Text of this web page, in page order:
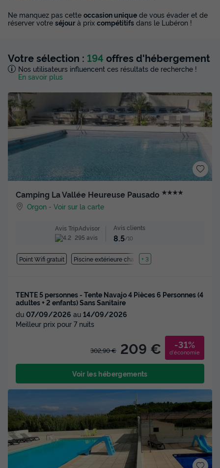
Ne manquez pas cette occasion unique de vous évader et de
réserver votre séjour à prix compétitifs dans le Lubéron !
Votre sélection : 194 offres d'hébergement
Nos utilisateurs influencent ces résultats de recherche !
En savoir plus
Camping La Vallée Heureuse Pausado ★★★★
Orgon -Voir sur la carte
Avis TripAdvisor
295 avis
Avis clients
8.5/10
Point Wifi gratuit Piscine extérieure chauffée
+ 3
TENTE 5 personnes - Tente Navajo 4 Pièces 6 Personnes (4
adultes + 2 enfants) Sans Sanitaire
du 07/09/2026 au 14/09/2026
Meilleur prix pour 7 nuits
302,90 € 209 € -31%
d'économie
Voir les hébergements